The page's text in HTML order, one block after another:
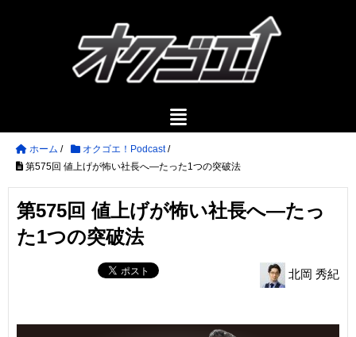
ホーム / オクゴエ！Podcast/
第575回 値上げが怖い社長へ—たった1つの突破法
第575回 値上げが怖い社長へ—たっ
た1つの突破法
北岡 秀紀